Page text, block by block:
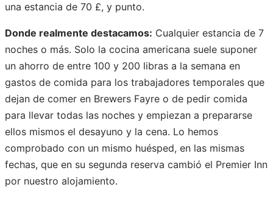
una estancia de 70 £, y punto.
Donde realmente destacamos: Cualquier estancia de 7
noches o más. Solo la cocina americana suele suponer
un ahorro de entre 100 y 200 libras a la semana en
gastos de comida para los trabajadores temporales que
dejan de comer en Brewers Fayre o de pedir comida
para llevar todas las noches y empiezan a prepararse
ellos mismos el desayuno y la cena. Lo hemos
comprobado con un mismo huésped, en las mismas
fechas, que en su segunda reserva cambió el Premier Inn
por nuestro alojamiento.